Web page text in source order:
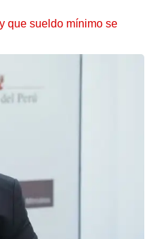
que sueldo mínimo se